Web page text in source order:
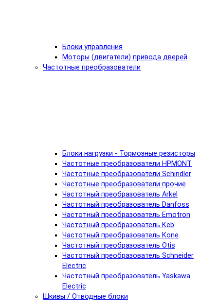
Блоки управления
Моторы (двигатели) привода дверей
Частотные преобразователи
Блоки нагрузки - Тормозные резисторы
Частотные преобразователи HPMONT
Частотные преобразователи Schindler
Частотные преобразователи прочие
Частотный преобразователь Arkel
Частотный преобразователь Danfoss
Частотный преобразователь Emotron
Частотный преобразователь Keb
Частотный преобразователь Kone
Частотный преобразователь Otis
Частотный преобразователь Schneider
Electric
Частотный преобразователь Yaskawa
Electric
Шкивы / Отводные блоки